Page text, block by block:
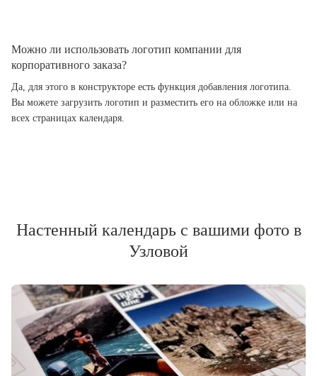
Можно ли использовать логотип компании для
корпоративного заказа?
Да, для этого в конструкторе есть функция добавления логотипа.
Вы можете загрузить логотип и разместить его на обложке или на
всех страницах календаря.
Настенный календарь с вашими фото в
Узловой